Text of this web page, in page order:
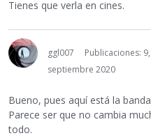
Tienes que verla en cines.
ggl007
Publicaciones:
septiembre 2020
Bueno, pues aquí está la
Parece ser que no cambia
todo.